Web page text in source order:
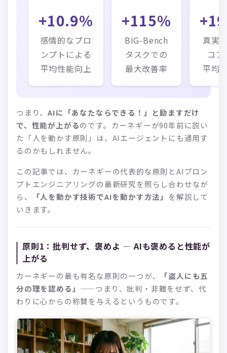
+10.9%
感情的なプロ
ンプトによる
平均性能向上
+115%
BIG-Bench
タスクでの
最大改善率
真実
コア
平均
つまり、AIに「あなたならできる！」と励ますだけ
で、性能が上がるのです。カーネギーが90年前に説い
た「人を動かす原則」は、AIエージェントにも通用す
るのかもしれません。
この記事では、カーネギーの代表的な原則とAIプロン
プトエンジニアリングの最新研究を照らし合わせなが
ら、
「人を動かす技術でAIを動かす方法」 を解説して
いきます。
原則1：批判せず、褒めよ — AIも褒めると性能が
上がる
カーネギーの最も有名な原則の一つが、
「盗人にも五
分の理を認める」 ——つまり、批判・非難をせず、代
わりに心からの称賛を与えるというものです。